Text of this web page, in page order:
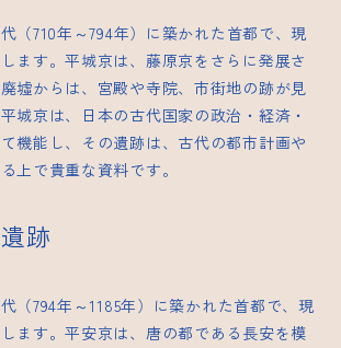
（710年～794年）に築かれた首都で、現
ます。平城京は、藤原京をさらに発展さ
墟からは、宮殿や寺院、市街地の跡が見
城京は、日本の古代国家の政治・経済・
機能し、その遺跡は、古代の都市計画や
上で貴重な資料です。
跡
（794年～1185年）に築かれた首都で、現
ます。平安京は、唐の都である長安を模